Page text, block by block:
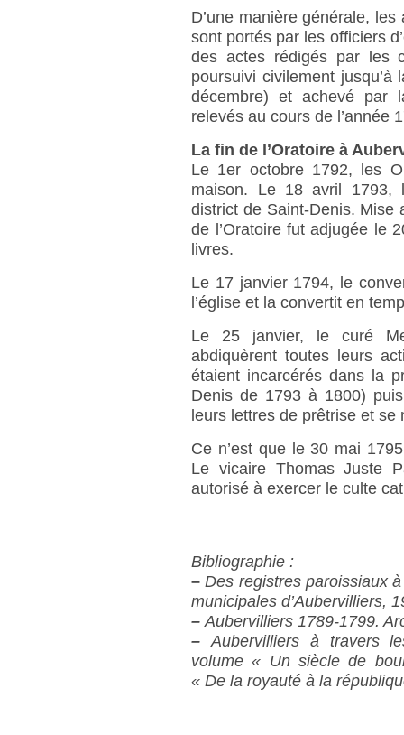
D’une manière générale,
sont portés par les officiers
des actes rédigés par les
poursuivi civilement
décembre) et achevé par
relevés au cours de l’année
La fin de l’Oratoire à
Le 1er octobre 1792, les
maison. Le 18 avril 1793,
district de Saint-Denis. Mise
de l’Oratoire fut adjugée le
livres.
Le 17 janvier 1794, le
l’église et la convertit en
Le 25 janvier, le curé
abdiquèrent toutes leurs
étaient incarcérés dans la
Denis de 1793 à 1800)
leurs lettres de prêtrise et
Ce n’est que le 30 mai
Le vicaire Thomas Juste
autorisé à exercer le culte
Bibliographie :
– Des registres paroissiaux
municipales d’Aubervilliers,
– Aubervilliers 1789-1799.
– Aubervilliers à travers
volume « Un siècle de
« De la royauté à la